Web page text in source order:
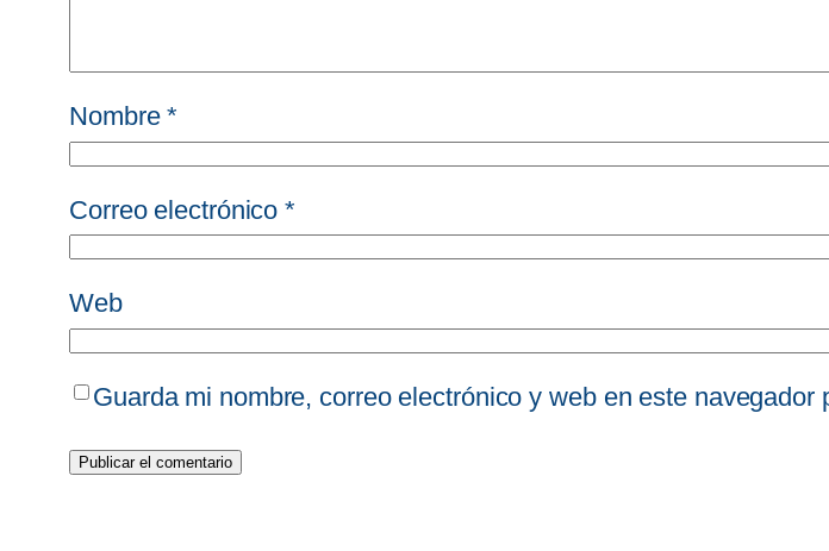
Nombre*
Correo electrónico*
Web
Guarda mi nombre, correo electrónico y web en este